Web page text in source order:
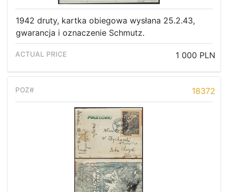
Contact
1942 druty, kartka obiegowa wysłana 25.2.43,
gwarancja i oznaczenie Schmutz.
1 000 PLN
18372